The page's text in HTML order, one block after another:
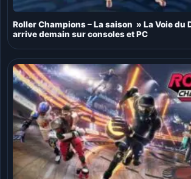
Roller Champions – La saison » La Voie du
arrive demain sur consoles et PC